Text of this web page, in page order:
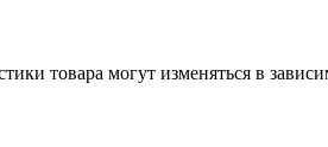
товара могут изменяться в